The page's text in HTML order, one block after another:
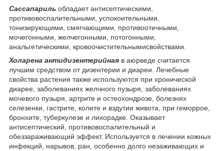
Сассапариль обладает антисептическими,
противовоспалительными, успокоительными,
тонизирующими, смягчающими, противоотечными,
мочегонными, желчегонными, потогонными,
анальгетическими, кровоочистительнымисвойствами.
Холарена антидизентерийная в аюрведе считается
лучшим средством от дизентерии и диареи. Лечебные
свойства растения также используются при хронической
диарее, заболеваниях желчного пузыря, заболеваниях
мочевого пузыря, артрите и остеохондрозе, болезнях
селезенки, гастрите, колите и вздутии живота, при геморрое,
бронхите, туберкулезе и лихорадке. Оказывает
антисептический, противовоспалительный и
обеззараживающий эффект. Используется в лечении кожных
инфекций, нарывов, ран, особенно долго незаживающих и